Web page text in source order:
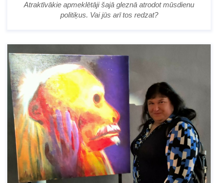
Atraktīvākie apmeklētāji šajā gleznā atrodot mūsdienu
politiķus. Vai jūs arī tos redzat?